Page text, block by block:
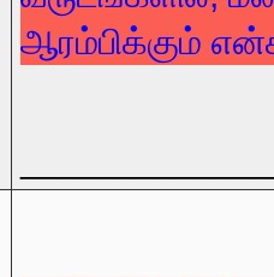
ஆரம்பிக்கும்